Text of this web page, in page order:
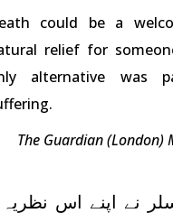
could be a
relief for
alternative was
The Guardian (London)
نے اپنے اس